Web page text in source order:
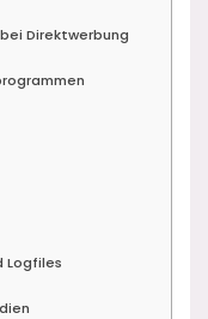
Direktwerbung
Logfiles